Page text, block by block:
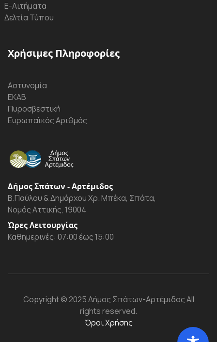
Ε-Αιτήματα
Δελτία Τύπου
Χρήσιμες Πληροφορίες
Αστυνομία
ΕΚΑΒ
Πυροσβεστική
Ευρωπαϊκός Αριθμός
Δήμος Σπάτων - Αρτέμιδος
Β.Παύλου & Δημάρχου Χρ. Μπέκα, Σπάτα,
Νομός Αττικής, 19004
Ώρες Λειτουργίας
Καθημερινές: 07:00 έως 15:00
Copyright© 2025 Δήμος Σπάτων-ΑρτέμιδοςAll
rights reserved.
Όροι Χρήσης